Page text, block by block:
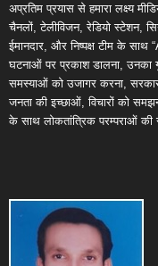
अप्रतिम प्रयास से हमारा लक्ष्य
चैनलों, टेलीविजन, रेडियो स्टेशन,
ईमानदार, और निष्पक्ष टीम के
घटनाओं पर प्रकाश डालना, उनका
समस्याओं को उजागर करना,
जनता की इच्छाओं, विचारों को
के साथ लोकतांत्रिक परम्पराओं की